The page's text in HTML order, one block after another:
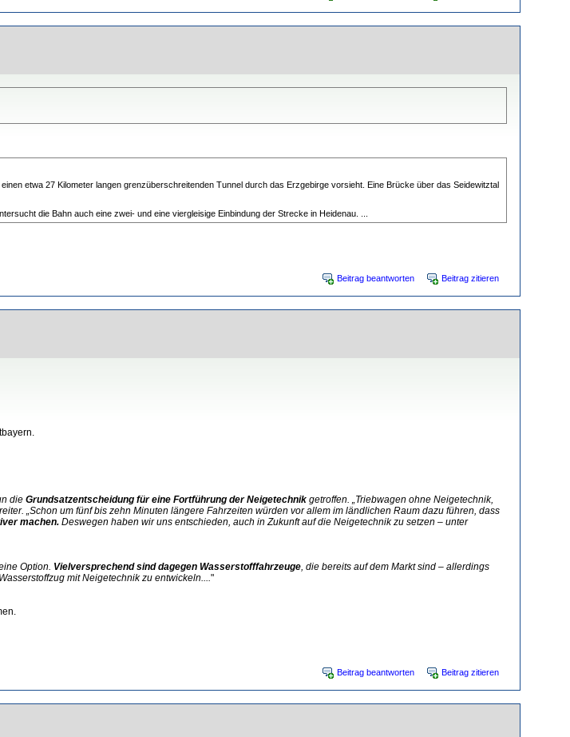
etwa 27 Kilometer langen grenzüberschreitenden Tunnel durch das Erzgebirge vorsieht. Eine Brücke über das Seidewitztal
die Bahn auch eine zwei- und eine viergleisige Einbindung der Strecke in Heidenau. ...
Beitrag beantworten Beitrag zitieren
die Grundsatzentscheidung für eine Fortführung der Neigetechnik getroffen. „Triebwagen ohne Neigetechnik,
„Schon um fünf bis zehn Minuten längere Fahrzeiten würden vor allem im ländlichen Raum dazu führen, dass
machen. Deswegen haben wir uns entschieden, auch in Zukunft auf die Neigetechnik zu setzen – unter
Option. Vielversprechend sind dagegen Wasserstofffahrzeuge , die bereits auf dem Markt sind – allerdings
mit Neigetechnik zu entwickeln.... "
Beitrag beantworten Beitrag zitieren